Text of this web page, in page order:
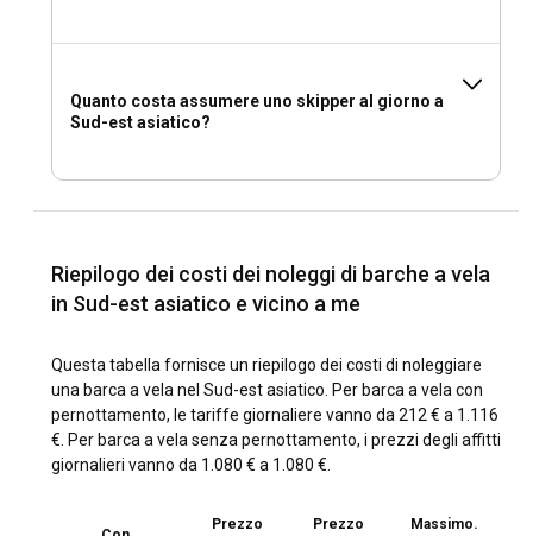
Quanto costa assumere uno skipper al giorno a
Sud-est asiatico?
Riepilogo dei costi dei noleggi di barche a vela
in Sud-est asiatico e vicino a me
Questa tabella fornisce un riepilogo dei costi di noleggiare
una barca a vela nel Sud-est asiatico. Per barca a vela con
pernottamento, le tariffe giornaliere vanno da 212 € a 1.116
€. Per barca a vela senza pernottamento, i prezzi degli affitti
giornalieri vanno da 1.080 € a 1.080 €.
Prezzo Prezzo Massimo.